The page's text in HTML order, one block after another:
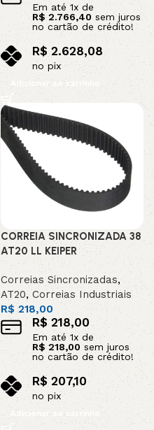
Em até 1x de
R$2.766,40 sem juros
no cartão de crédito!
R$ 2.628,08
no pix
Adicionar ao carrinho
CORREIA SINCRONIZADA 38
AT20 LL KEIPER
Correias Sincronizadas,
AT20,Correias Industriais
R$218,00
R$218,00
Em até 1x de
R$218,00 sem juros
no cartão de crédito!
R$ 207,10
no pix
Adicionar ao carrinho